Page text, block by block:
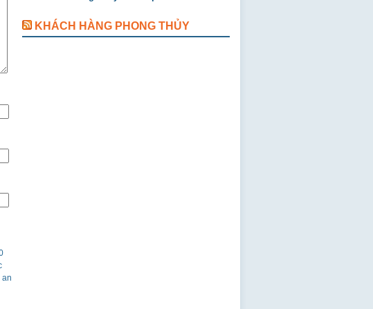
an
KHÁCH HÀNG PHONG THỦY